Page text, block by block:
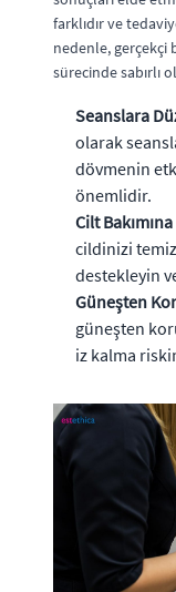
farklıdır ve
nedenle,
sürecinde sabırlı
Seanslara
olarak
dövmenin
önemlidir.
Cilt
cildinizi
destekleyin
Güneşten
güneşten
iz kalma